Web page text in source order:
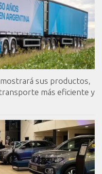
sus productos,
más eficiente y